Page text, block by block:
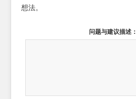
想法。
问题与建议描述：